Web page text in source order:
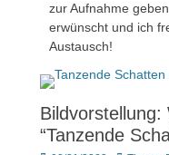
zur Aufnahme
erwünscht und ich
Austausch!
“Tanzende